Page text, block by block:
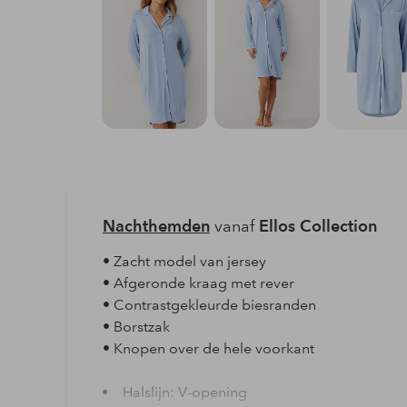
Nachthemdenvanaf Ellos Collection
• Zacht model van jersey
• Afgeronde kraag met rever
• Contrastgekleurde biesranden
• Borstzak
• Knopen over de hele voorkant
Halslijn: V-opening